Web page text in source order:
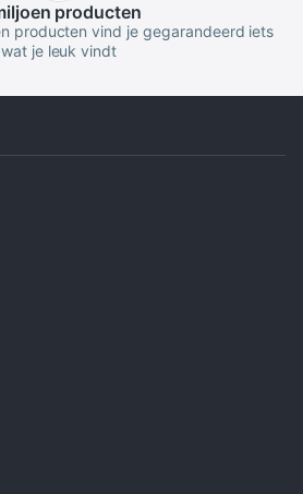
producten
producten vind je gegarandeerd iets
wat je leuk vindt